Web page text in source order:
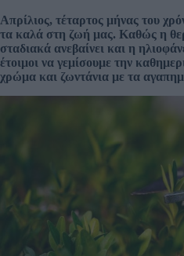
Απρίλιος, τέταρτος μήνας του
τα καλά στη ζωή μας. Καθώς η
σταδιακά ανεβαίνει και η
έτοιμοι να γεμίσουμε την
χρώμα και ζωντάνια με τα